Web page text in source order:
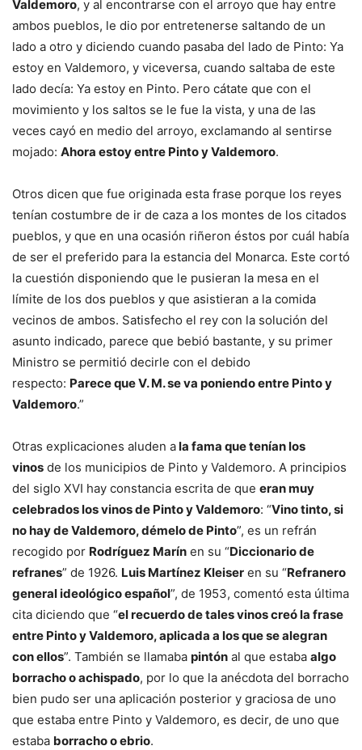
Valdemoro, y al encontrarse con el arroyo que hay entre
ambos pueblos, le dio por entretenerse saltando de un
lado a otro y diciendo cuando pasaba del lado de Pinto: Ya
estoy en Valdemoro, y viceversa, cuando saltaba de este
lado decía: Ya estoy en Pinto. Pero cátate que con el
movimiento y los saltos se le fue la vista, y una de las
veces cayó en medio del arroyo, exclamando al sentirse
mojado: Ahora estoy entre Pinto y Valdemoro.
Otros dicen que fue originada esta frase porque los reyes
tenían costumbre de ir de caza a los montes de los citados
pueblos, y que en una ocasión riñeron éstos por cuál había
de ser el preferido para la estancia del Monarca. Este cortó
la cuestión disponiendo que le pusieran la mesa en el
límite de los dos pueblos y que asistieran a la comida
vecinos de ambos. Satisfecho el rey con la solución del
asunto indicado, parece que bebió bastante, y su primer
Ministro se permitió decirle con el debido
respecto: Parece que V. M. se va poniendo entre Pinto y
Valdemoro.”
Otras explicaciones aluden ala fama que tenían los
vinos de los municipios de Pinto y Valdemoro. A principios
del siglo XVI hay constancia escrita de que eran muy
celebrados los vinos de Pinto y Valdemoro: “Vino tinto, si
no hay de Valdemoro, démelo de Pinto”, es un refrán
recogido por Rodríguez Marín en su “Diccionario de
refranes” de 1926. Luis Martínez Kleiser en su “Refranero
general ideológico español”, de 1953, comentó esta última
cita diciendo que “el recuerdo de tales vinos creó la frase
entre Pinto y Valdemoro, aplicada a los que se alegran
con ellos”. También se llamaba pintón al que estaba algo
borracho o achispado, por lo que la anécdota del borracho
bien pudo ser una aplicación posterior y graciosa de uno
que estaba entre Pinto y Valdemoro, es decir, de uno que
estaba borracho o ebrio.